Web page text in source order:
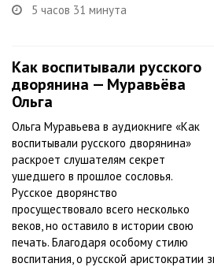
5 часов 31 минута
Как воспитывали русского
дворянина — Муравьёва
Ольга
Ольга Муравьева в аудиокниге «Как
воспитывали русского дворянина»
раскроет слушателям секрет
ушедшего в прошлое сословья.
Русское дворянство
просуществовало всего несколько
веков, но оставило в истории свою
печать. Благодаря особому стилю
воспитания, о русской аристократии